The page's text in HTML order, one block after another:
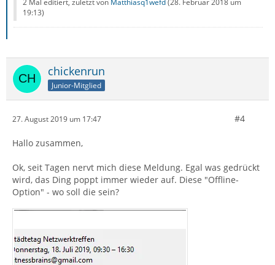
2 Mal editiert, zuletzt von Matthiasq1wefd (28. Februar 2018 um
19:13)
chickenrun
Junior-Mitglied
27. August 2019 um 17:47 #4
Hallo zusammen,
Ok, seit Tagen nervt mich diese Meldung. Egal was gedrückt
wird, das Ding poppt immer wieder auf. Diese "Offline-
Option" - wo soll die sein?